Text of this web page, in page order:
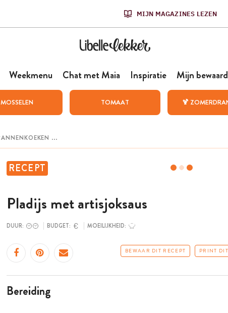
MIJN MAGAZINES LEZEN
Weekmenu Chat met Maia Inspiratie Mijn
MOSSELEN TOMAAT 🍹
RECEPT
Pladijs met artisjoksaus
DUUR: BUDGET: MOEILIJKHEID:
BEWAAR DIT RECEPT PRINT
bereiding